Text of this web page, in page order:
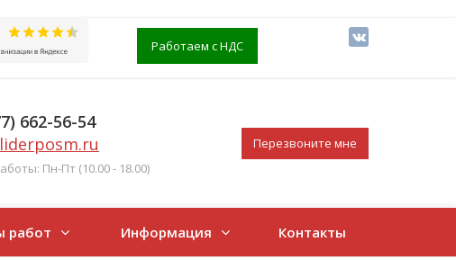
Работаем с НДС
662-56-54
Пн-Пт (10.00 - 18.00)
Перезвоните мне
работ Информация Контакты